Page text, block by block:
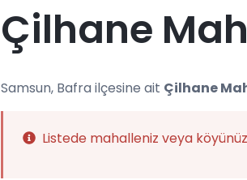
Çilhane
Samsun, Bafra ilçesine ait Çilhane
Listede mahalleniz veya